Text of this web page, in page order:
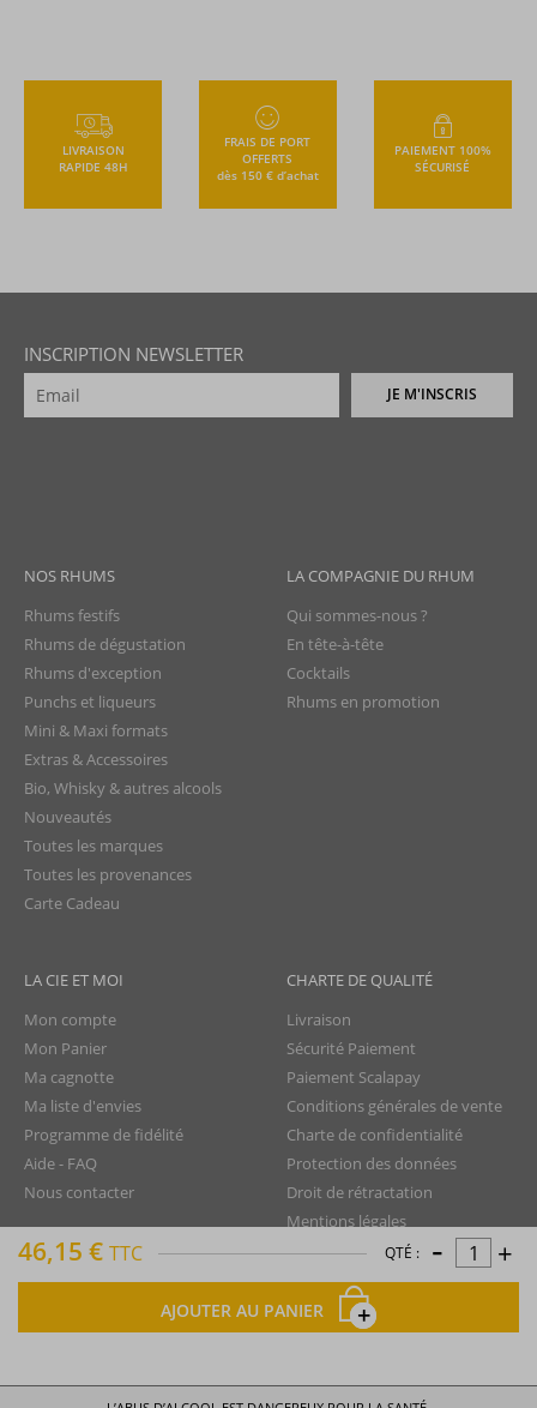
46,15 € TTC QTÉ : - +
AJOUTER AU PANIER
LIVRAISON
RAPIDE 48H
FRAIS DE PORT
OFFERTS
dès 150 € d’achat
PAIEMENT 100%
SÉCURISÉ
INSCRIPTION NEWSLETTER
JE M'INSCRIS
NOS RHUMS
Rhums festifs
Rhums de dégustation
Rhums d'exception
Punchs et liqueurs
Mini & Maxi formats
Extras & Accessoires
Bio, Whisky & autres alcools
Nouveautés
Toutes les marques
Toutes les provenances
Carte Cadeau
LA COMPAGNIE DU RHUM
Qui sommes-nous ?
En tête-à-tête
Cocktails
Rhums en promotion
LA CIE ET MOI
Mon compte
Mon Panier
Ma cagnotte
Ma liste d'envies
Programme de fidélité
Aide - FAQ
Nous contacter
CHARTE DE QUALITÉ
Livraison
Sécurité Paiement
Paiement Scalapay
Conditions générales de vente
Charte de confidentialité
Protection des données
Droit de rétractation
Mentions légales
Plan du site